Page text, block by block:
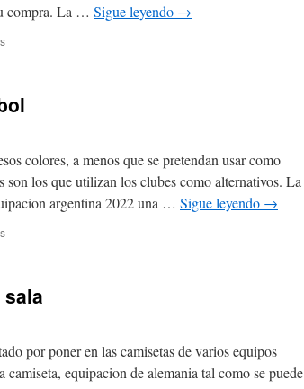
compra. La … Sigue leyendo →
en
futbol
colores, a menos que se pretendan usar como
los que utilizan los clubes como alternativos. La
argentina 2022 una … Sigue leyendo →
en
futbol
por poner en las camisetas de varios equipos
equipacion de alemania tal como se puede